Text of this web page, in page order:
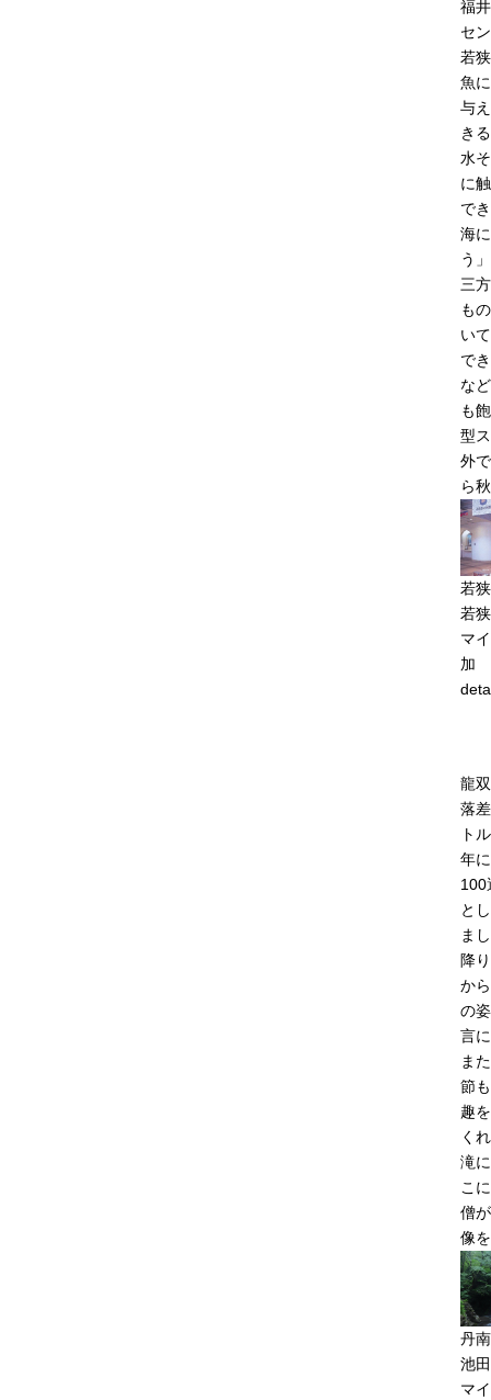
福
セ
若
魚
与
き
水
に
で
海
う
三
も
い
で
な
も
型
外
ら
若
若
マ
加
龍
落
ト
年
100
と
ま
降
か
の
言
ま
節
趣
く
滝
こ
僧
像
丹南
池
マ